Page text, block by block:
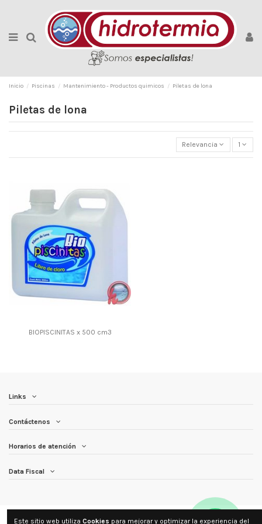
Inicio Piscinas Mantenimiento - Productos quimicos Piletas de lona
Piletas de lona
Relevancia 1
BIOPISCINITAS x 500 cm3
Links
Contáctenos
Horarios de atención
Data Fiscal
Este sitio web utiliza Cookies para mejorar y optimizar la experiencia del